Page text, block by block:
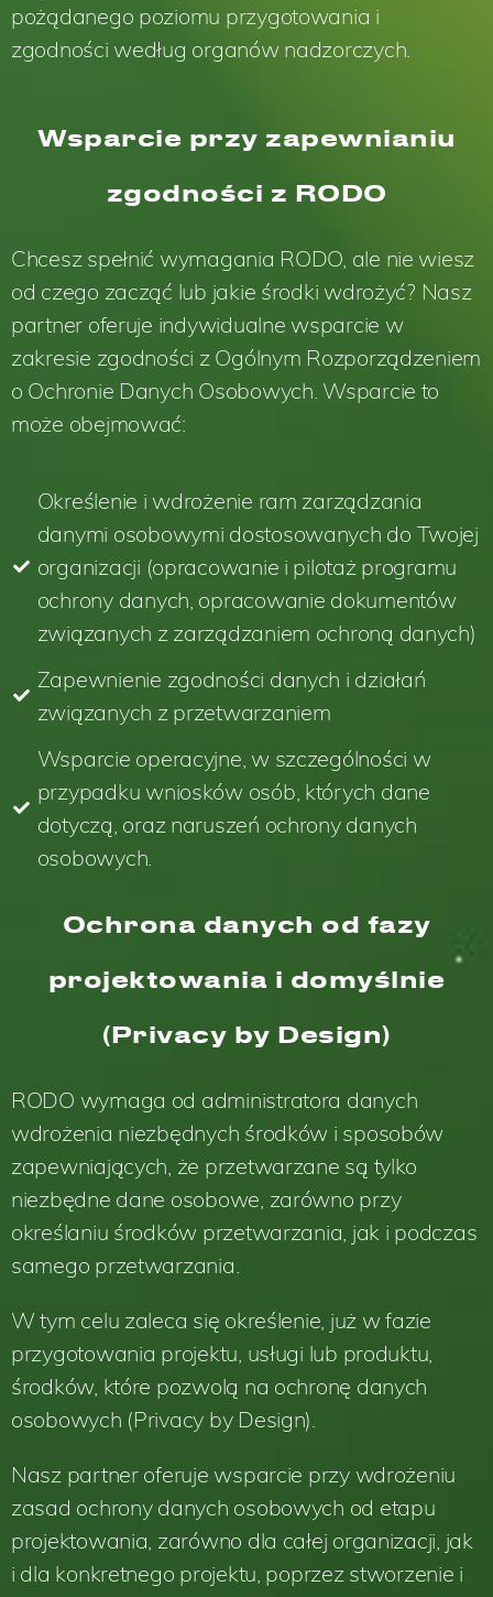
pożądanego poziomu przygotowania i
zgodności według organów nadzorczych.
Wsparcie przy zapewnianiu
zgodności z RODO
Chcesz spełnić wymagania RODO, ale nie wiesz
od czego zacząć lub jakie środki wdrożyć? Nasz
partner oferuje indywidualne wsparcie w
zakresie zgodności z Ogólnym Rozporządzeniem
o Ochronie Danych Osobowych. Wsparcie to
może obejmować:
Określenie i wdrożenie ram zarządzania
danymi osobowymi dostosowanych do Twojej
organizacji (opracowanie i pilotaż programu
ochrony danych, opracowanie dokumentów
związanych z zarządzaniem ochroną danych)
Zapewnienie zgodności danych i działań
związanych z przetwarzaniem
Wsparcie operacyjne, w szczególności w
przypadku wniosków osób, których dane
dotyczą, oraz naruszeń ochrony danych
osobowych.
Ochrona danych od fazy
projektowania i domyślnie
(Privacy by Design)
RODO wymaga od administratora danych
wdrożenia niezbędnych środków i sposobów
zapewniających, że przetwarzane są tylko
niezbędne dane osobowe, zarówno przy
określaniu środków przetwarzania, jak i podczas
samego przetwarzania.
W tym celu zaleca się określenie, już w fazie
przygotowania projektu, usługi lub produktu,
środków, które pozwolą na ochronę danych
osobowych (Privacy by Design).
Nasz partner oferuje wsparcie przy wdrożeniu
zasad ochrony danych osobowych od etapu
projektowania, zarówno dla całej organizacji, jak
i dla konkretnego projektu, poprzez stworzenie i